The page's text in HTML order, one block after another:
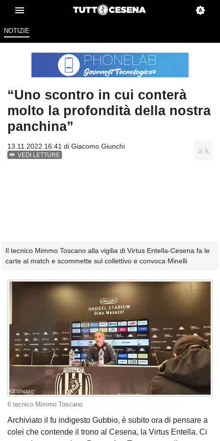
NOTIZIE
“Uno scontro in cui conterà
molto la profondità della nostra
panchina”
13.11.2022 16:41 di Giacomo Giunchi
VEDI LETTURE
Il tecnico Mimmo Toscano alla vigilia di Virtus Entella-Cesena fa le
carte al match e scommette sul collettivo e convoca Minelli
Il tecnico Mimmo Toscano
Archiviato il fu indigesto Gubbio, è subito ora di pensare a
colei che contende il trono al Cesena, la Virtus Entella. Ci